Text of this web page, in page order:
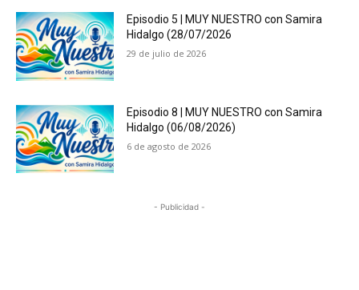
Episodio 5 | MUY NUESTRO con Samira
Hidalgo (28/07/2026
29 de julio de 2026
Episodio 8 | MUY NUESTRO con Samira
Hidalgo (06/08/2026)
6 de agosto de 2026
- Publicidad -